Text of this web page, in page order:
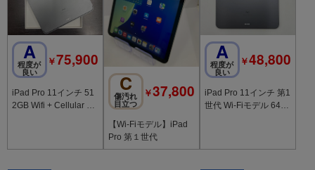
A
程度が
良い
￥75,900
iPad Pro 11インチ 51
2GB Wifi + Cellular SI
C
傷汚れ
目立つ
￥37,800
【Wi-Fiモデル】iPad
Pro 第１世代
A
程度が
良い
￥48,800
iPad Pro 11インチ 第1
世代 Wi-Fiモデル 64G